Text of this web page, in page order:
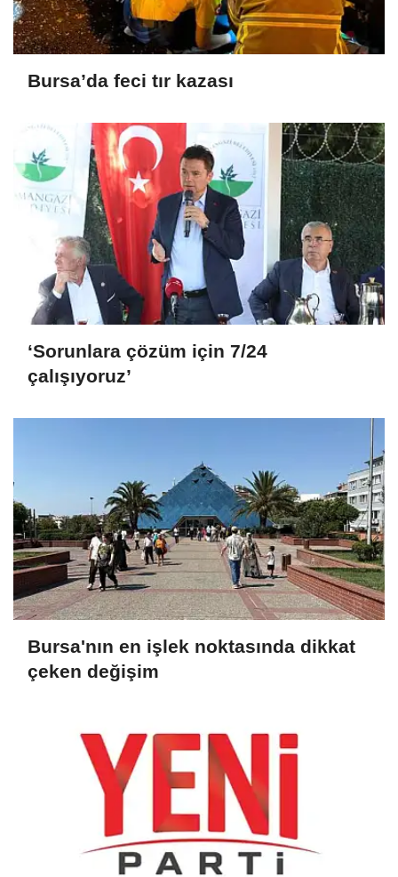
Bursa’da feci tır kazası
‘Sorunlara çözüm için 7/24
çalışıyoruz’
Bursa'nın en işlek noktasında dikkat
çeken değişim